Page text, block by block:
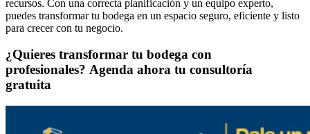
recursos. Con una correcta planificación y un equipo experto,
puedes transformar tu bodega en un espacio seguro, eficiente y listo
para crecer con tu negocio.
¿Quieres transformar tu bodega con
profesionales? Agenda ahora tu consultoría
gratuita